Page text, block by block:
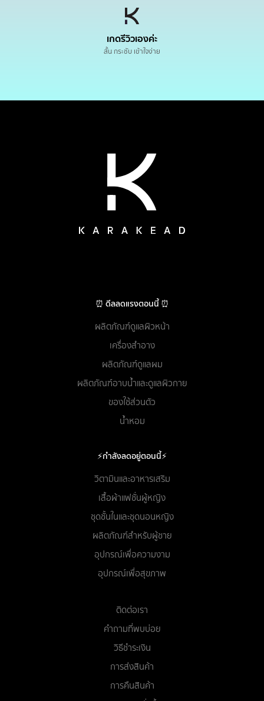
เกดรีวิวเองค่ะ
สั้น กระชับ เข้าใจง่าย
⏰ ดีลลดแรงตอนนี้ ⏰
ผลิตภัณฑ์ดูแลผิวหน้า
เครื่องสำอาง
ผลิตภัณฑ์ดูแลผม
ผลิตภัณฑ์อาบน้ำและดูแลผิวกาย
ของใช้ส่วนตัว
น้ำหอม
⚡กำลังลดอยู่ตอนนี้⚡
วิตามินและอาหารเสริม
เสื้อผ้าแฟชั่นผู้หญิง
ชุดชั้นในและชุดนอนหญิง
ผลิตภัณฑ์สำหรับผู้ชาย
อุปกรณ์เพื่อความงาม
อุปกรณ์เพื่อสุขภาพ
ติดต่อเรา
คำถามที่พบบ่อย
วิธีชำระเงิน
การส่งสินค้า
การคืนสินค้า